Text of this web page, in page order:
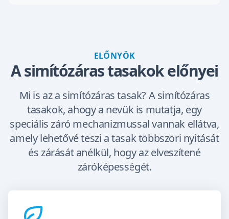
ELŐNYÖK
A simítózáras tasakok előnyei
Mi is az a simítózáras tasak? A simítózáras
tasakok, ahogy a nevük is mutatja, egy
speciális záró mechanizmussal vannak ellátva,
amely lehetővé teszi a tasak többszöri nyitását
és zárását anélkül, hogy az elveszítené
záróképességét.